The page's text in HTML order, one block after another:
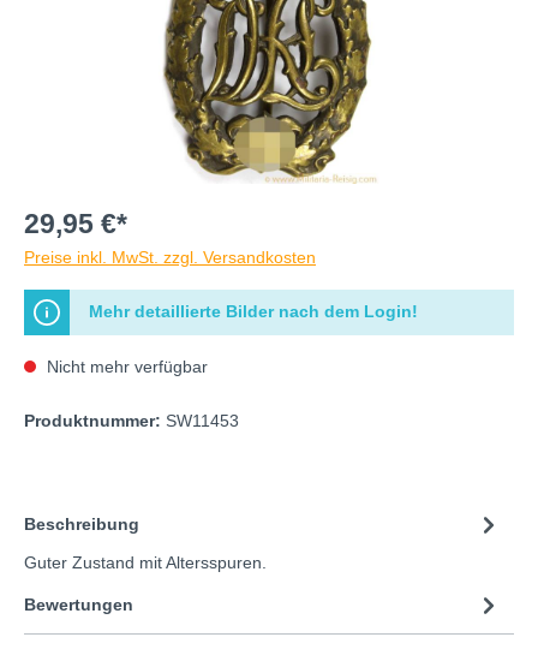
29,95 €*
Preise inkl. MwSt. zzgl. Versandkosten
Mehr detaillierte Bilder nach dem Login!
Nicht mehr verfügbar
Produktnummer: SW11453
Beschreibung
Guter Zustand mit Altersspuren.
Bewertungen